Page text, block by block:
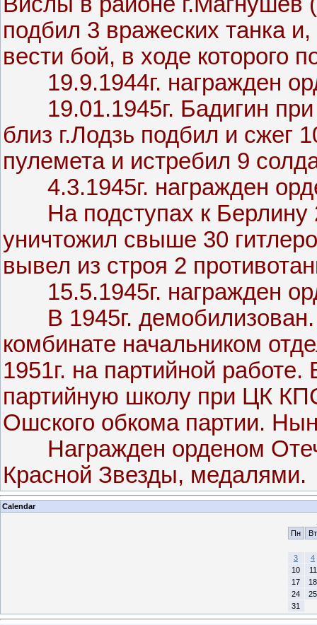
подбил 3 вражеских танка
вести бой, в ходе которого
19.9.1944г. награжден
19.01.1945г. Бадигин при
близ г.Лодзь подбил и сжег
пулемета и истребил 9
4.3.1945г. награжден
На подступах к Берлину
уничтожил свыше 30
вывел из строя 2
15.5.1945г. награжден
В 1945г.
комбинате начальником
1951г. на партийной
партийную школу при ЦК
Ошского обкома партии.
Награжден орденом
Красной Звезды, медалями.
Calendar
Пн
Вт
3
4
10
11
17
18
24
25
31